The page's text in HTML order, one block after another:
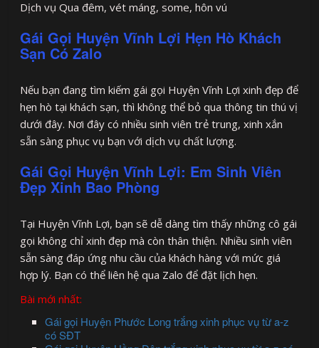
Dịch vụ Qua đêm, vét máng, some, hôn vú
Gái Gọi Huyện Vĩnh Lợi Hẹn Hò Khách
Sạn Có Zalo
Nếu bạn đang tìm kiếm gái gọi Huyện Vĩnh Lợi xinh đẹp để
hẹn hò tại khách sạn, thì không thể bỏ qua thông tin thú vị
dưới đây. Nơi đây có nhiều sinh viên trẻ trung, xinh xắn
sẵn sàng phục vụ bạn với dịch vụ chất lượng.
Gái Gọi Huyện Vĩnh Lợi: Em Sinh Viên
Đẹp Xinh Bao Phòng
Tại Huyện Vĩnh Lợi, bạn sẽ dễ dàng tìm thấy những cô gái
gọi không chỉ xinh đẹp mà còn thân thiện. Nhiều sinh viên
sẵn sàng đáp ứng nhu cầu của khách hàng với mức giá
hợp lý. Bạn có thể liên hệ qua Zalo để đặt lịch hẹn.
Bài mới nhất:
Gái gọi Huyện Phước Long trắng xinh phục vụ từ a-z
có SĐT